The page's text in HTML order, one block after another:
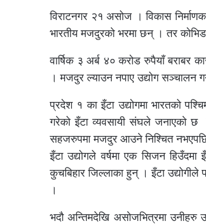
विराटनगर २१ असोज । विकास
भारतीय मजदुरको भरमा छन् । तर
वार्षिक ३ अर्ब ४० करोड रुपैयाँ बराबर
। मजदुर ल्याउन नपाए उद्योग सञ्चालन
प्रदेश १ का इँटा उद्योगमा भारतको
गरेको इँटा व्यवसायी संघले जनाएको छ ।
सहजरुपमा मजदुर आउने निश्चित नभएपछि
इँटा उद्योगले वर्षमा एक सिजन हिउँदमा
कुचबिहार जिल्लाका हुन् । इँटा
।
भदौ अन्तिमदेखि असोजभित्रमा उनीहरु